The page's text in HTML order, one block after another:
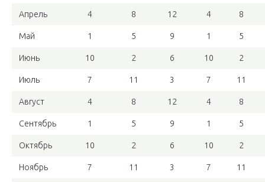
Апрель 4 8 12 4 8
Май 1 5 9 1 5
Июнь 10 2 6 10 2
Июль 7 11 3 7 11
Август 4 8 12 4 8
Сентябрь 1 5 9 1 5
Октябрь 10 2 6 10 2
Ноябрь 7 11 3 7 11